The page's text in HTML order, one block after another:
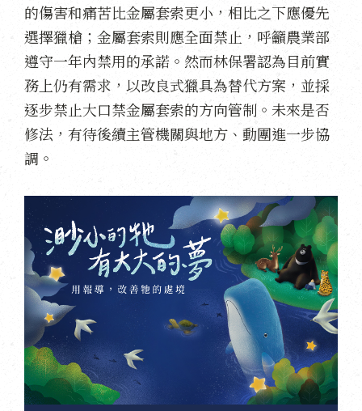
的傷害和痛苦比金屬套索更小，相比之下應優先
選擇獵槍；金屬套索則應全面禁止，呼籲農業部
遵守一年內禁用的承諾。 然而林保署認為目前實
務上仍有需求，以改良式獵具為替代方案，並採
逐步禁止大口禁金屬套索的方向管制。未來是否
修法，有待後續主管機關與地方、動團進一步協
調。